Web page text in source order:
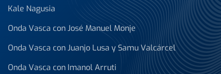
Kale Nagusia
Onda Vasca con José Manuel Monje
Onda Vasca con Juanjo Lusa y Samu Valcárcel
Onda Vasca con Imanol Arruti